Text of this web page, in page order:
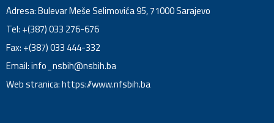
Adresa: Bulevar Meše Selimovića 95, 71000 Sarajevo
Tel: +(387) 033 276-676
Fax: +(387) 033 444-332
Email:info_nsbih@nsbih.ba
Web stranica: https://www.nfsbih.ba